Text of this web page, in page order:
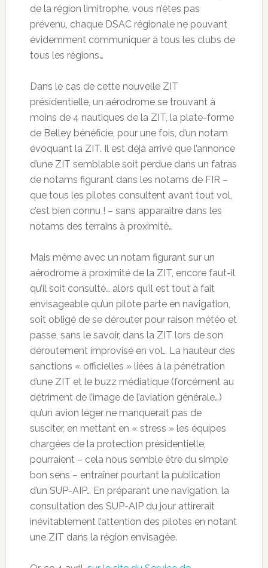
de la région limitrophe, vous n’êtes pas
prévenu, chaque DSAC régionale ne pouvant
évidemment communiquer à tous les clubs de
tous les régions…
Dans le cas de cette nouvelle ZIT
présidentielle, un aérodrome se trouvant à
moins de 4 nautiques de la ZIT, la plate-forme
de Belley bénéficie, pour une fois, d’un notam
évoquant la ZIT. Il est déjà arrivé que l’annonce
d’une ZIT semblable soit perdue dans un fatras
de notams figurant dans les notams de FIR –
que tous les pilotes consultent avant tout vol,
c’est bien connu ! – sans apparaître dans les
notams des terrains à proximité…
Mais même avec un notam figurant sur un
aérodrome à proximité de la ZIT, encore faut-il
qu’il soit consulté… alors qu’il est tout à fait
envisageable qu’un pilote parte en navigation,
soit obligé de se dérouter pour raison météo et
passe, sans le savoir, dans la ZIT lors de son
déroutement improvisé en vol… La hauteur des
sanctions « officielles » liées à la pénétration
d’une ZIT et le buzz médiatique (forcément au
détriment de l’image de l’aviation générale…)
qu’un avion léger ne manquerait pas de
susciter, en mettant en « stress » les équipes
chargées de la protection présidentielle,
pourraient – cela nous semble être du simple
bon sens – entraîner pourtant la publication
d’un SUP-AIP… En préparant une navigation, la
consultation des SUP-AIP du jour attirerait
inévitablement l’attention des pilotes en notant
une ZIT dans la région envisagée.